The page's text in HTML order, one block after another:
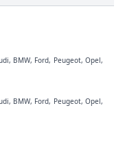
BMW, Ford, Peugeot, Opel,
BMW, Ford, Peugeot, Opel,